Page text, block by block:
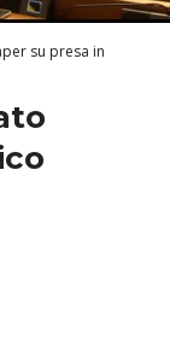
su presa in